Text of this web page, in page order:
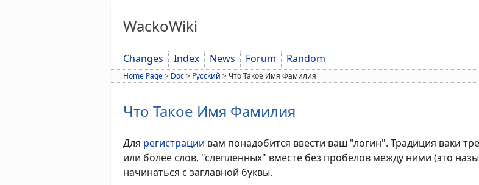
WackoWiki
Changes Index News Forum Random
Home Page> Doc> Русский > Что Такое Имя Фамилия
Что Такое Имя Фамилия
Для регистрации вам понадобится ввести ваш "логин". Традиция ваки
или более слов, "слепленных" вместе без пробелов между ними (это
начинаться с заглавной буквы.